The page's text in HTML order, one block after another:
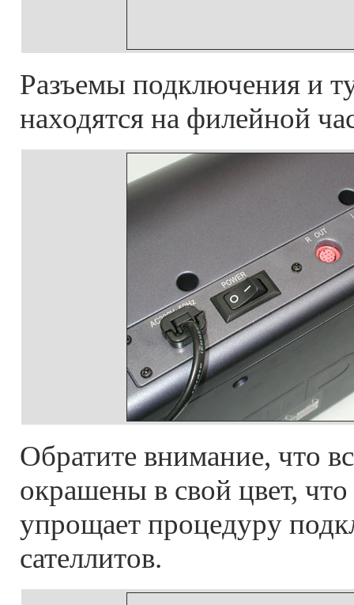
Разъемы подключения и
находятся на филейной
Обратите внимание, что
окрашены в свой цвет,
упрощает процедуру
сателлитов.